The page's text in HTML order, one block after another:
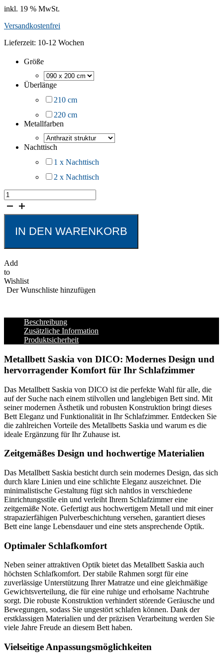
inkl. 19 % MwSt.
Versandkostenfrei
Lieferzeit: 10-12 Wochen
Größe
Überlänge
210 cm
220 cm
Metallfarben
Nachttisch
1 x Nachttisch
2 x Nachttisch
Metallbett
Saskia
Menge
IN DEN WARENKORB
Add
to
Wishlist
Der Wunschliste hinzufügen
Beschreibung
Zusätzliche Information
Produktsicherheit
Metallbett Saskia von DICO: Modernes Design und
hervorragender Komfort für Ihr Schlafzimmer
Das Metallbett Saskia von DICO ist die perfekte Wahl für alle, die
auf der Suche nach einem stilvollen und langlebigen Bett sind. Mit
seiner modernen Ästhetik und robusten Konstruktion bringt dieses
Bett Eleganz und Funktionalität in Ihr Schlafzimmer. Entdecken Sie
die zahlreichen Vorteile des Metallbetts Saskia und warum es die
ideale Ergänzung für Ihr Zuhause ist.
Zeitgemäßes Design und hochwertige Materialien
Das Metallbett Saskia besticht durch sein modernes Design, das sich
durch klare Linien und eine schlichte Eleganz auszeichnet. Die
minimalistische Gestaltung fügt sich nahtlos in verschiedene
Einrichtungsstile ein und verleiht Ihrem Schlafzimmer eine
zeitgemäße Note. Gefertigt aus hochwertigem Metall und mit einer
strapazierfähigen Pulverbeschichtung versehen, garantiert dieses
Bett eine lange Lebensdauer und eine stets ansprechende Optik.
Optimaler Schlafkomfort
Neben seiner attraktiven Optik bietet das Metallbett Saskia auch
höchsten Schlafkomfort. Der stabile Rahmen sorgt für eine
zuverlässige Unterstützung Ihrer Matratze und eine gleichmäßige
Gewichtsverteilung, die für eine ruhige und erholsame Nachtruhe
sorgt. Die robuste Konstruktion verhindert störende Geräusche und
Bewegungen, sodass Sie ungestört schlafen können. Dank der
erstklassigen Materialien und der präzisen Verarbeitung werden Sie
viele Jahre Freude an diesem Bett haben.
Vielseitige Anpassungsmöglichkeiten